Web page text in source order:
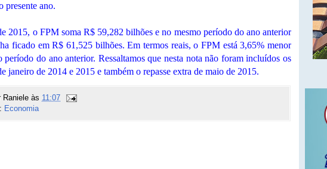
presente ano.
2015, o FPM soma R$ 59,282 bilhões e no mesmo período do ano anterior
ficado em R$ 61,525 bilhões. Em termos reais, o FPM está 3,65% menor
período do ano anterior. Ressaltamos que nesta nota não foram incluídos os
janeiro de 2014 e 2015 e também o repasse extra de maio de 2015.
Raniele às 11:07
Economia